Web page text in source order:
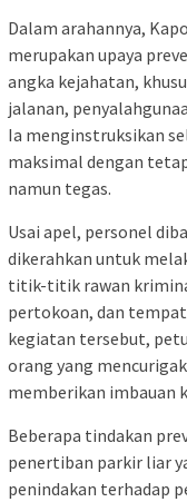
Dalam arahannya,
merupakan upaya
angka kejahatan,
jalanan,
Ia menginstruksikan
maksimal dengan
namun tegas.
Usai apel, personel
dikerahkan untuk
titik-titik rawan
pertokoan, dan
kegiatan tersebut,
orang yang
memberikan imbauan
Beberapa tindakan
penertiban parkir liar
penindakan terhadap